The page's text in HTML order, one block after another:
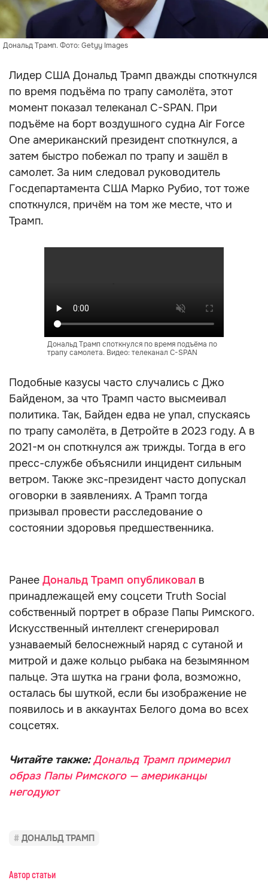
Дональд Трамп. Фото: Getyy Images
Лидер США Дональд Трамп дважды споткнулся
по время подъёма по трапу самолёта, этот
момент показал телеканал C-SPAN. При
подъёме на борт воздушного судна Air Force
One американский президент споткнулся, а
затем быстро побежал по трапу и зашёл в
самолет. За ним следовал руководитель
Госдепартамента США Марко Рубио, тот тоже
споткнулся, причём на том же месте, что и
Трамп.
Дональд Трамп споткнулся по время подъёма по
трапу самолета. Видео: телеканал C-SPAN
Подобные казусы часто случались с Джо
Байденом, за что Трамп часто высмеивал
политика. Так, Байден едва не упал, спускаясь
по трапу самолёта, в Детройте в 2023 году. А в
2021-м он споткнулся аж трижды. Тогда в его
пресс-службе объяснили инцидент сильным
ветром. Также экс-президент часто допускал
оговорки в заявлениях. А Трамп тогда
призывал провести расследование о
состоянии здоровья предшественника.
Ранее Дональд Трамп опубликовал в
принадлежащей ему соцсети Truth Social
собственный портрет в образе Папы Римского.
Искусственный интеллект сгенерировал
узнаваемый белоснежный наряд с сутаной и
митрой и даже кольцо рыбака на безымянном
пальце. Эта шутка на грани фола, возможно,
осталась бы шуткой, если бы изображение не
появилось и в аккаунтах Белого дома во всех
соцсетях.
Читайте также:Дональд Трамп примерил
образ Папы Римского — американцы
негодуют
ДОНАЛЬД ТРАМП
Автор статьи